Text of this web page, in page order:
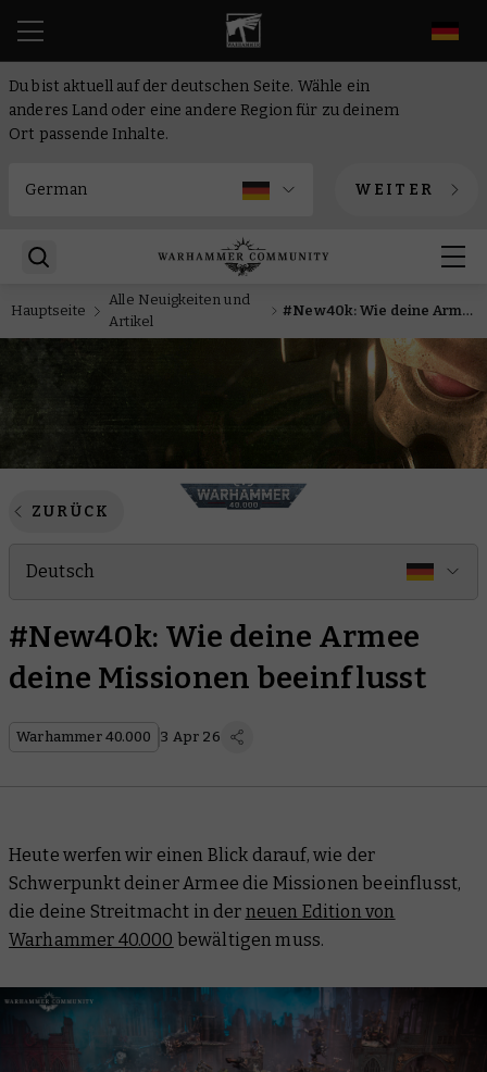
Du bist aktuell auf der deutschen Seite. Wähle ein
anderes Land oder eine andere Region für zu deinem
Ort passende Inhalte.
WEITER
Hauptseite
Alle Neuigkeiten und
Artikel
#New40k: Wie deine Armee deine Missionen beeinflusst
ZURÜCK
Deutsch
#New40k: Wie deine Armee
deine Missionen beeinflusst
Warhammer 40.000 3 Apr 26
Heute werfen wir einen Blick darauf, wie der
Schwerpunkt deiner Armee die Missionen beeinflusst,
die deine Streitmacht in der neuen Edition von
Warhammer 40.000 bewältigen muss.